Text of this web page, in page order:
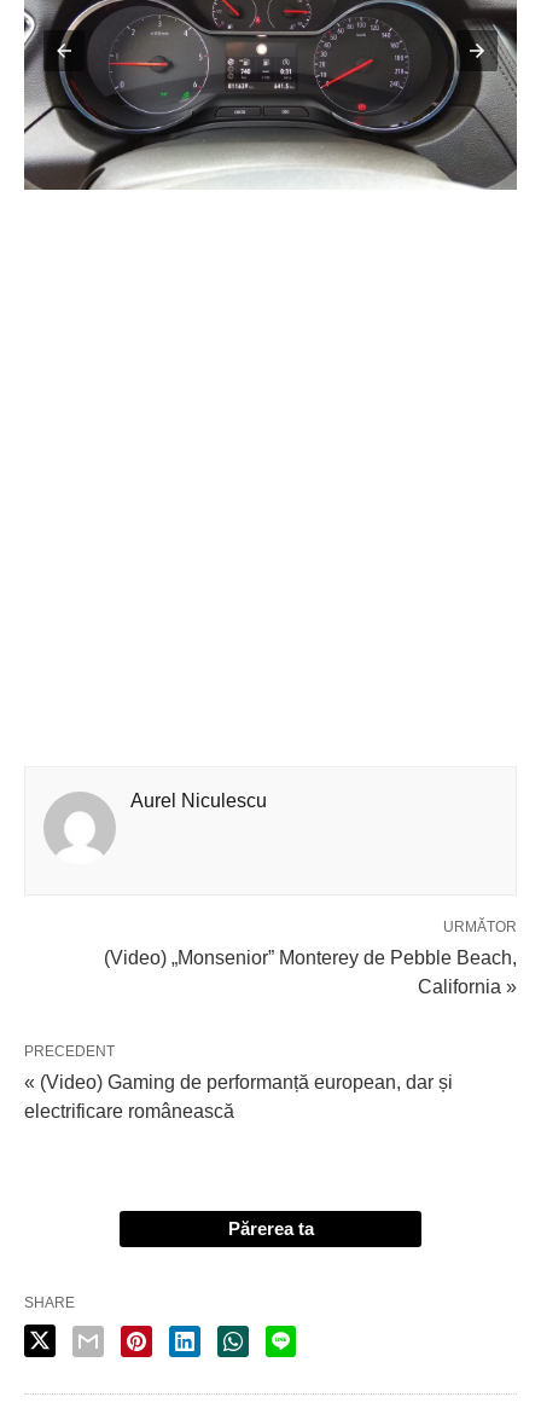
Aurel Niculescu
URMĂTOR
(Video) „Monsenior” Monterey de Pebble Beach,
California »
PRECEDENT
« (Video) Gaming de performanță european, dar și
electrificare românească
Părerea ta
SHARE